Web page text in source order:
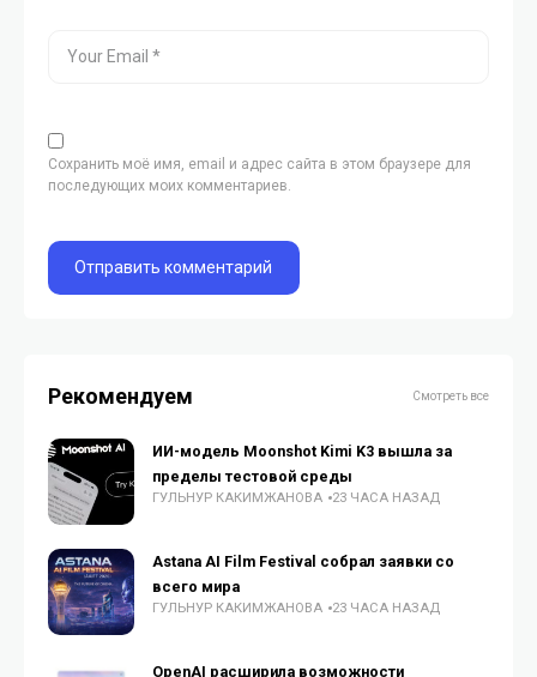
Сохранить моё имя, email и адрес сайта в этом браузере для
последующих моих комментариев.
Рекомендуем Смотреть все
ИИ-модель Moonshot Kimi K3 вышла за
пределы тестовой среды
ГУЛЬНУР КАКИМЖАНОВА 23 ЧАСА НАЗАД
Astana AI Film Festival собрал заявки со
всего мира
ГУЛЬНУР КАКИМЖАНОВА 23 ЧАСА НАЗАД
OpenAI расширила возможности